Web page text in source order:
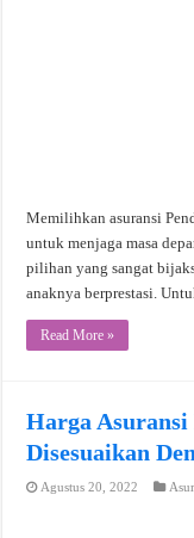
Memilihkan asuransi
untuk menjaga masa
pilihan yang sangat
anaknya berprestasi.
Read More »
Harga
Disesuaikan
Agustus 20, 2022